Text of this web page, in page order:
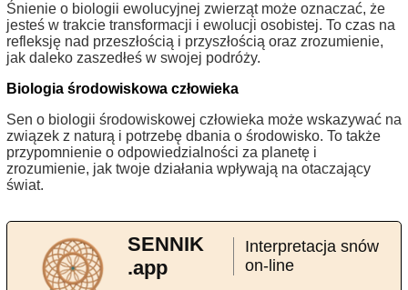
Śnienie o biologii ewolucyjnej zwierząt może oznaczać, że
jesteś w trakcie transformacji i ewolucji osobistej. To czas na
refleksję nad przeszłością i przyszłością oraz zrozumienie,
jak daleko zaszedłeś w swojej podróży.
Biologia środowiskowa człowieka
Sen o biologii środowiskowej człowieka może wskazywać na
związek z naturą i potrzebę dbania o środowisko. To także
przypomnienie o odpowiedzialności za planetę i
zrozumienie, jak twoje działania wpływają na otaczający
świat.
SENNIK
.app
Interpretacja snów
on-line